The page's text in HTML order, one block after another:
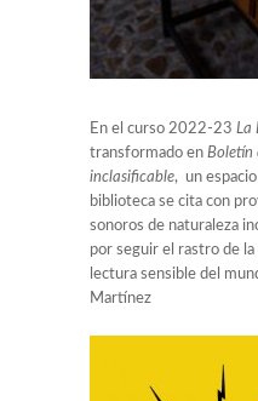
En el curso 2022-23 La
transformado en Boletín
inclasificable, un
biblioteca se cita con
sonoros de naturaleza
por seguir el rastro de
lectura sensible del
Martínez